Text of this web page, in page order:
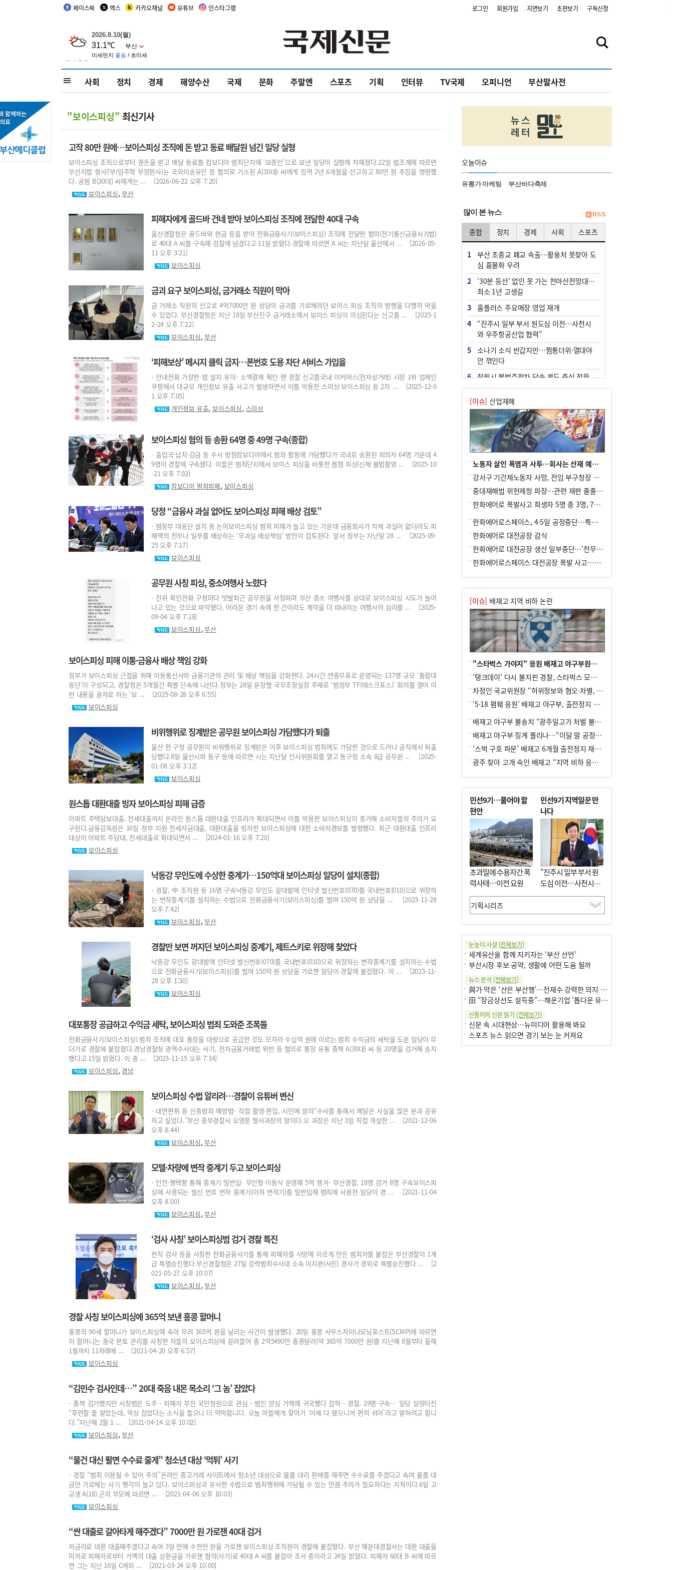
페이스북 엑스 카카오채널 유튜브 인스타그램 로그인 회원가입 지면보기 초판보기 구독신청
사회 정치 경제 해양수산 국제 문화 주말엔 스포츠 기획 인터뷰 TV국제 오피니언 부산말사전
"보이스피싱" 최신기사
고작 80만 원에…보이스피싱 조직에 돈 받고 동료 배달원 넘긴 일당 실형
보이스피싱 조직으로부터 푼돈을 받고 배달 동료를 캄보디아 범죄단지에 ‘보증인’으로 보낸 일당이 실형에 처해졌다.22일 법조계에 따르면
부산지법 형사7부(임주혁 부장판사)는 국외이송유인 등 혐의로 기소된 A(30대) 씨에게 징역 2년 6개월을 선고하고 80만 원 추징을 명령했
다. 공범 B(30대) 씨에게는 ... [2026-06-22 오후 7:20]
보이스피싱,부산
피해자에게 골드바 건네 받아 보이스피싱 조직에 전달한 40대 구속
울산경찰청은 골드바와 현금 등을 받아 전화금융사기(보이스피싱) 조직에 전달한 혐의(전기통신금융사기법)
로 40대 A 씨를 구속해 검찰에 넘겼다고 11일 밝혔다.경찰에 따르면 A 씨는 지난달 울산에서 ... [2026-05-
11 오후 3:21]
보이스피싱
금괴 요구 보이스피싱, 금거래소 직원이 막아
금 거래소 직원의 신고로 4억7000만 원 상당의 금괴를 가로채려던 보이스 피싱 조직의 범행을 다행히 막을
수 있었다. 부산경찰청은 지난 18일 부산진구 금거래소에서 보이스 피싱이 의심된다는 신고를 ... [2025-1
2-24 오후 7:22]
보이스피싱,부산
‘피해보상’ 메시지 클릭 금지…폰번호 도용 차단 서비스 가입을
- 안내전화 가장한 앱 설치 유의- 소액결제 확인 땐 경찰 신고를국내 이커머스(전자상거래) 시장 1위 업체인
쿠팡에서 대규모 개인정보 유출 사고가 발생하면서 이를 악용한 스미싱·보이스피싱 등 2차 ... [2025-12-0
1 오후 7:05]
개인정보 유출,보이스피싱, 스미싱
보이스피싱 혐의 등 송환 64명 중 49명 구속(종합)
- 출입국·납치·감금 등 수사 방침캄보디아에서 범죄 활동에 가담했다가 국내로 송환된 피의자 64명 가운데 4
9명이 경찰에 구속됐다. 이들은 범죄단지에서 보이스 피싱을 비롯한 몸캠 피싱(신체 불법촬영 ... [2025-10
-21 오후 7:02]
캄보디아 범죄피해, 보이스피싱
당정 “금융사 과실 없어도 보이스피싱 피해 배상 검토”
- 범정부 대응단 설치 등 논의보이스피싱 범죄 피해가 늘고 있는 가운데 금융회사가 자체 과실이 없더라도 피
해액의 전부나 일부를 배상하는 ‘무과실 배상책임’ 방안이 검토된다. 앞서 정부는 지난달 28 ... [2025-09-
25 오후 7:17]
보이스피싱
공무원 사칭 피싱, 중소여행사 노렸다
- 진위 확인전화 구청마다 빗발최근 공무원을 사칭하며 부산 중소 여행사를 상대로 보이스피싱 시도가 늘어
나고 있는 것으로 파악됐다. 어려운 경기 속에 한 건이라도 계약을 더 따내려는 여행사의 심리를 ... [2025-
09-04 오후 7:18]
보이스피싱,부산
보이스피싱 피해 이통·금융사 배상 책임 강화
정부가 보이스피싱 근절을 위해 이동통신사와 금융기관의 관리 및 배상 책임을 강화한다. 24시간 연중무휴로 운영되는 137명 규모 ‘통합대
응단’이 구성되고, 경찰청은 5개월간 특별 단속에 나선다.정부는 28일 윤창렬 국무조정실장 주재로 ‘범정부 TF(태스크포스)’ 회의를 열어 이
런 내용을 골자로 하는 ‘보 ... [2025-08-28 오후 6:55]
보이스피싱
비위행위로 징계받은 공무원 보이스피싱 가담했다가 퇴출
울산 한 구청 공무원이 비위행위로 징계받은 이후 보이스피싱 범죄에도 가담한 것으로 드러나 공직에서 퇴출
당했다.8일 울산시와 동구 등에 따르면 시는 지난달 인사위원회를 열고 동구청 소속 8급 공무원 ... [2025-
01-08 오후 3:12]
보이스피싱
원스톱 대환대출 빙자 보이스피싱 피해 급증
아파트 주택담보대출, 전세대출까지 온라인 원스톱 대환대출 인프라가 확대되면서 이를 악용한 보이스피싱이 증가해 소비자들의 주의가 요
구된다.금융감독원은 16일 정부 지원 전세자금대출, 대환대출을 빙자한 보이스피싱에 대한 소비자경보를 발령했다. 최근 대환대출 인프라
대상이 아파트 주담대, 전세대출로 확대되면서 ... [2024-01-16 오후 7:20]
보이스피싱
낙동강 무인도에 수상한 중계기…150억대 보이스피싱 일당이 설치(종합)
- 경찰, 中 조직원 등 16명 구속낙동강 무인도 갈대밭에 인터넷 발신번호(070)를 국내번호(010)으로 위장하
는 변작중계기를 설치하는 수법으로 전화금융사기(보이스피싱)를 벌여 150억 원 상당을 ... [2023-11-28
오후 7:42]
보이스피싱,부산
경찰만 보면 꺼지던 보이스피싱 중계기, 제트스키로 위장해 찾았다
낙동강 무인도 갈대밭에 인터넷 발신번호(070)를 국내번호(010)으로 위장하는 변작중계기를 설치하는 수법
으로 전화금융사기(보이스피싱)를 벌여 150억 원 상당을 가로챈 일당이 경찰에 붙잡혔다. 이 ... [2023-11-
28 오후 1:30]
보이스피싱
대포통장 공급하고 수익금 세탁, 보이스피싱 범죄 도와준 조폭들
전화금융사기(보이스피싱) 범죄 조직에 대포 통장을 대량으로 공급한 것도 모자라 수십억 원에 이르는 범죄 수익금의 세탁을 도운 일당이 무
더기로 경찰에 붙잡혔다.경남경찰청 광역수사대는 사기, 전자금융거래법 위반 등 혐의로 통장 유통 총책 A(30대) 씨 등 20명을 검거해 송치
했다고 15일 밝혔다. 이 중 ... [2023-11-15 오후 7:34]
보이스피싱, 경남
보이스피싱 수법 알리려…경찰이 유튜버 변신
- 대면편취 등 신종범죄 예방법- 직접 촬영·편집, 시민에 알려“수사를 통해서 깨달은 사실을 많은 분과 공유
하고 싶었다.”부산 중부경찰서 오영훈 형사과장의 말이다.오 과장은 지난 3일 직접 개설한 ... [2021-12-06
오후 8:44]
보이스피싱,부산
모텔·차량에 변작 중계기 두고 보이스피싱
- 인천·평택항 통해 중계기 밀반입- 무인형·이동식 운영해 5억 챙겨- 부산경찰, 18명 검거 8명 구속보이스피
싱에 사용되는 발신 번호 변작 중계기(이하 변작기)를 밀반입해 범죄에 사용한 일당이 경 ... [2021-11-04
오후 8:00]
보이스피싱,부산
‘검사 사칭’ 보이스피싱범 검거 경찰 특진
현직 검사 등을 사칭한 전화금융사기를 통해 피해자를 사망에 이르게 만든 범죄자를 붙잡은 부산경찰이 1계
급 특별승진했다.부산경찰청은 27일 강력범죄수사대 소속 이지완(사진) 경사가 경위로 특별승진했다 ... [2
021-05-27 오후 10:07]
보이스피싱,부산
경찰 사칭 보이스피싱에 365억 보낸 홍콩 할머니
홍콩의 90세 할머니가 보이스피싱에 속아 무려 365억 원을 날리는 사건이 발생했다. 20일 홍콩 사우스차이나모닝포스트(SCMP)에 따르면
이 할머니는 중국 본토 관리를 사칭한 자들의 보이스피싱에 걸려들어 총 2억5490만 홍콩달러(약 365억 7000만 원)를 지난해 8월부터 올해
1월까지 11차례에 ... [2021-04-20 오후 6:57]
보이스피싱
“김민수 검사인데…” 20대 죽음 내몬 목소리 ‘그 놈’ 잡았다
- 총책 검거했지만 사칭범은 도주 - 피해자 부친 국민청원으로 관심 - 범인 양심 가책에 귀국했다 잡혀 - 경찰, 29명 구속… 일당 일망타진
“후련할 줄 알았는데, 막상 잡았다는 소식을 들으니 더 먹먹합니다. 오늘 아들에게 찾아가 ‘이제 다 됐으니까 편히 쉬어’라고 말하려고 합니
다.”지난해 2월 1 ... [2021-04-14 오후 10:02]
보이스피싱,부산
“물건 대신 팔면 수수료 줄게” 청소년 대상 ‘먹튀’ 사기
- 경찰 “범죄 이용될 수 있어 주의”온라인 중고거래 사이트에서 청소년 대상으로 물품 대리 판매를 해주면 수수료를 주겠다고 속여 물품 대
금만 가로채는 사기 행각이 늘고 있다. 보이스피싱과 유사한 수법으로 범죄행위에 가담될 수 있는 만큼 주의가 필요하다는 지적이다.6일 고
교생 A(18) 군의 부모에 따르면 ... [2021-04-06 오후 10:03]
보이스피싱
“싼 대출로 갈아타게 해주겠다” 7000만 원 가로챈 40대 검거
저금리로 대환 대출해주겠다고 속여 3일 만에 수천만 원을 가로챈 보이스피싱 조직원이 경찰에 붙잡혔다. 부산 해운대경찰서는 대환 대출을
미끼로 피해자로부터 거액의 대출 상환금을 가로챈 혐의(사기)로 40대 A 씨를 붙잡아 조사 중이라고 24일 밝혔다. 피해자 60대 B 씨에 따르
면 그는 지난 16일 C캐피 ... [2021-03-24 오후 10:00]
오늘이슈
유통가 마케팅 부산바다축제
많이 본 뉴스
종합 정치 경제 사회 스포츠
1
부산 초중교 폐교 속출…활용처 못찾아 도
심 흉물화 우려
2
‘30분 등산’ 없인 못 가는 천마산전망대…
최소 1년 고생길
3
홈플러스 주요매장 영업 재개
4
“진주시 일부 부서 원도심 이전…사천시
와 우주항공산업 협력”
5
소나기 소식 반갑지만…찜통더위·열대야
안 꺾인다
6
창원시 불법주정차 단속 계도 중심 전환
려준 의사는 구속
인신매매 탈출하다 다친 외국인, 치료비
폭탄까지 맞을뻔
9
[와이라노]‘공공기관 지방이전’ 효과 있었
10 신고 없이 홍보·모집…민간임대조합 피해
주의보
[이슈] 산업재해
노동자 살인 폭염과 사투…회사는 산재 예방·전기료 절감 전력
강서구 기간제노동자 사망, 전임 부구청장 檢 송치
중대재해법 위헌제청 파장…관련 재판 줄줄이 브레이크
한화에어로 폭발사고 희생자 5명 중 3명, 7일 영면
한화에어로스페이스, 4·5일 공정중단…특별 안전점검
한화에어로 대전공장 감식
한화에어로 대전공장 생산 일부중단…‘천무’ 수출 비상
한화에어로스페이스 대전공장 폭발 사고…5명 사망·2명 부상(종합)
[이슈] 배재고 지역 비하 논란
"스타벅스 가야지" 응원 배재고 야구부원들, 학교서 징계 처분
‘탱크데이’ 다시 불지핀 경찰, 스타벅스 모욕 혐의 압수수색
차정인 국교위원장 “허위정보와 혐오·차별, 학교 교실까지 유입"
‘5·18 폄훼 응원’ 배재고 야구부, 출전정지 6개월→1개월 감경
배재고 야구부 불송치 “광주일고가 처벌 불원 의사 표해”
배재고 야구부 징계 풀리나…“이달 말 공정위서 재심의”
‘스벅 구호 파문’ 배재고 6개월 출전정지 재심 신청키로
광주 찾아 고개 숙인 배재고 “지역 비하 응원 잘못”(종합)
민선9기…풀어야 할
현안
초과밀에 수용자간 폭
력사태…이전 요원
민선9기 지역일꾼 만
나다
“진주시 일부 부서 원
도심 이전…사천시와
우주항공산업 협력”
눈높이 사설 [전체보기]
세계유산을 함께 지키자는 ‘부산 선언’
부산시장 후보 공약, 생활에 어떤 도움 될까
뉴스 분석 [전체보기]
與가 막은 ‘산은 부산행’…전재수 강력한 의지 표명 없인 공염불
田 “장금상선도 설득중”…해운기업 ‘톱다운 유치전’ 가속
신통이의 신문 읽기 [전체보기]
신문 속 시대현상…뉴미디어 활용해 봐요
스포츠 뉴스 읽으면 경기 보는 눈 커져요